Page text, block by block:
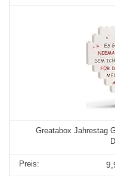
Greatabox Jahrestag